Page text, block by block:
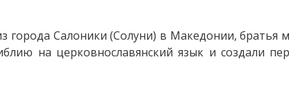
города Салоники (Солуни) в Македонии,
на церковнославянский язык и создали